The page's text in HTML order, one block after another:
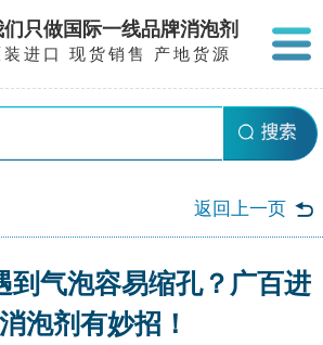
们只做国际一线品牌消泡剂
装进口 现货销售 产地货源
返回上一页
到气泡容易缩孔？广百进
泡剂有妙招！